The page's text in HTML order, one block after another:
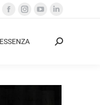
Facebook
opens
Instagram
opens
YouTube
opens
Linkedin
opens
Cerca: